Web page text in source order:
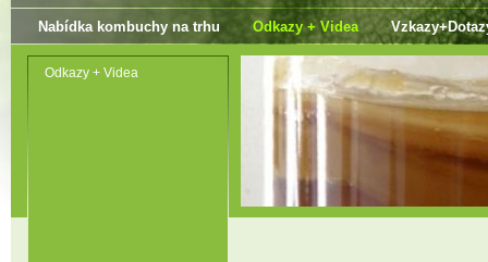
Nabídka kombuchy na trhu Odkazy + Videa
Odkazy + Videa